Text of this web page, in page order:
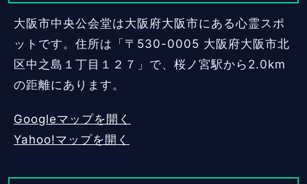
大阪市中央公会堂は大阪府大阪市にある心霊スポ
ットです。住所は「〒530-0005 大阪府大阪市北
区中之島１丁目１２７」で、桜ノ宮駅から2.0km
の距離にあります。
Googleマップを開く
Yahoo!マップを開く